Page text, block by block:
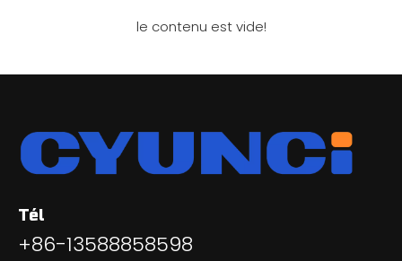
le contenu est vide!
Tél
+86-13588858598